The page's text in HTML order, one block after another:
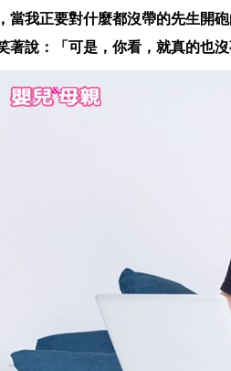
當我正要對什麼都沒帶的先生開
著說：「可是，你看，就真的也沒